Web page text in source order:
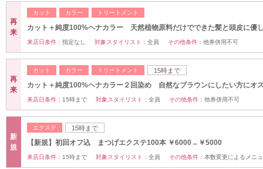
再
来
カット カラー トリートメント
カット＋純度100%ヘナカラー 天然植物原料だけでできた髪と頭皮に優
来店日条件： 指定なし 対象スタイリスト： 全員 その他条件： 他券併用不可
再
来
カット カラー トリートメント 15時まで
カット＋純度100%ヘナカラー２回染め 自然なブラウンにしたい方にオ
来店日条件： 15時まで 対象スタイリスト： 全員 その他条件： 他券併用不可
新
規
エクステ 15時まで
【新規】初回オフ込 まつげエクステ100本 ￥6000→￥5000
来店日条件： 15時まで 対象スタイリスト： 全員 その他条件： 本数変更によるメニ